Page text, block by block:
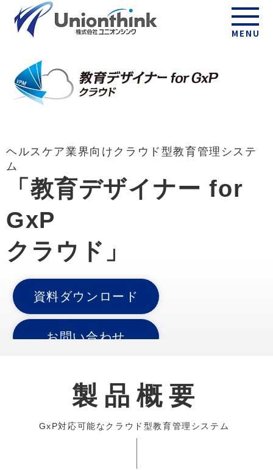
MENU
ヘルスケア業界向けクラウド型教育管理システ
ム
「教育デザイナー for
GxP
クラウド」
資料ダウンロード
お問い合わせ
製品概要
GxP対応可能なクラウド型教育管理システム